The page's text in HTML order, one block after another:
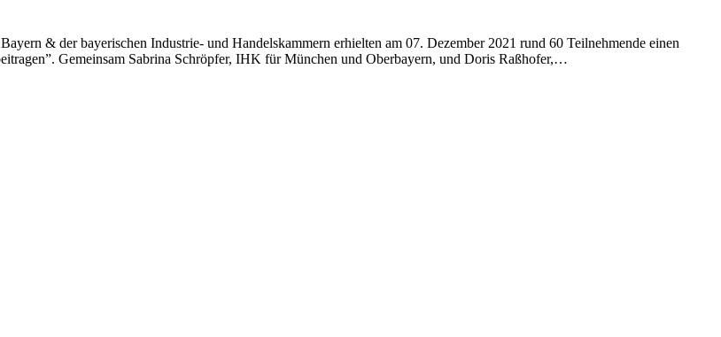
& der bayerischen Industrie- und Handelskammern erhielten am 07. Dezember 2021 rund 60 Teilnehmende einen
Gemeinsam Sabrina Schröpfer, IHK für München und Oberbayern, und Doris Raßhofer,…